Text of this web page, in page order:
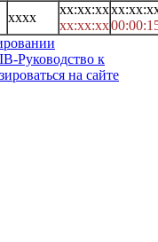
xxxx
xx:xx:xx
xx:xx:xx
Руководство к
на сайте